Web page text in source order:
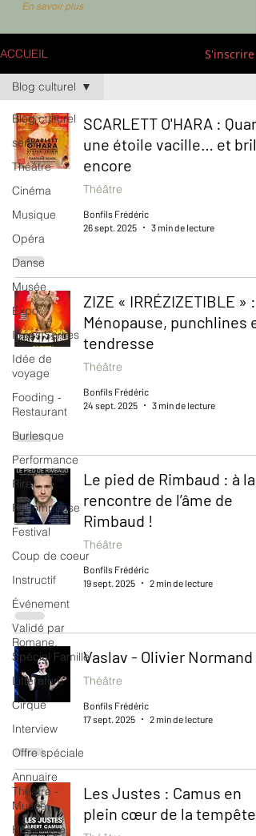
En savoir plus
ACCUEIL S'inscrire
Blog culturel
serie
Théâtre
Cinéma
Musique
Opéra
Danse
Musée
Expo
Idées Sorties
Idée de
voyage
Fooding -
Restaurant
Burlesque
Performance
Rire
Récompense
Festival
Coup de coeur
Instructif
Événement
Validé par
Romane.
Spécial Famille
Littérature
Cirque
Interview
Offre spéciale
Annuaire
Théâtre -
Musée
Hommage
Blog culturel
SCARLETT O'HARA :
une étoile vacille… et
encore
Théâtre
Bonfils Frédéric
26 sept. 2025
3 min de lecture
ZIZE « IRRÉZIZETIBLE » :
Ménopause, punchlines et
tendresse
Théâtre
Bonfils Frédéric
24 sept. 2025
3 min de lecture
Le pied de Rimbaud : à la
rencontre de l’âme de
Rimbaud !
Théâtre
Bonfils Frédéric
19 sept. 2025
2 min de lecture
Vaslav - Olivier Normand
Théâtre
Bonfils Frédéric
17 sept. 2025
2 min de lecture
Les Justes : Camus en
plein cœur de la tempête